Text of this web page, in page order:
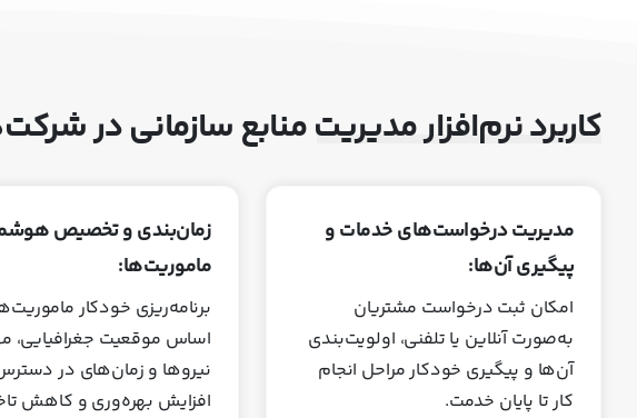
کاربرد نرم‌افزار مدیریت منابع سازمانی در
مدیریت درخواست‌های خدمات و
پیگیری آن‌ها:
امکان ثبت درخواست مشتریان
به‌صورت آنلاین یا تلفنی، اولویت‌بندی
آن‌ها و پیگیری خودکار مراحل انجام
کار تا پایان خدمت.
زمان‌بندی و تخصیص
ماموریت‌ها:
برنامه‌ریزی خودکار
اساس موقعیت جغرافیایی،
نیروها و زمان‌های در
افزایش بهره‌وری و کاهش